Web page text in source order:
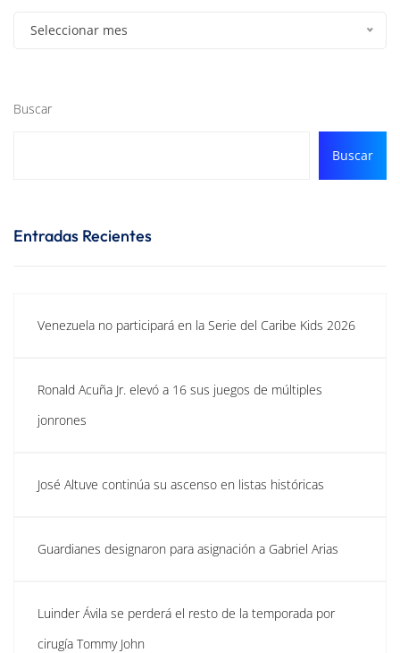
Seleccionar mes
Buscar
Buscar
Entradas Recientes
Venezuela no participará en la Serie del Caribe Kids 2026
Ronald Acuña Jr. elevó a 16 sus juegos de múltiples
jonrones
José Altuve continúa su ascenso en listas históricas
Guardianes designaron para asignación a Gabriel Arias
Luinder Ávila se perderá el resto de la temporada por
cirugía Tommy John